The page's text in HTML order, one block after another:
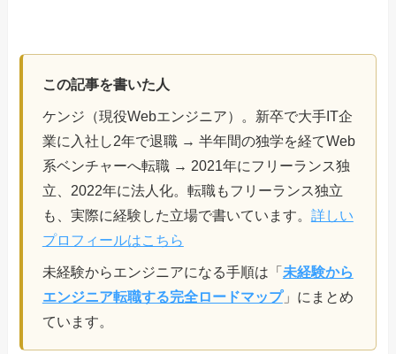
この記事を書いた人
ケンジ（現役Webエンジニア）。新卒で大手IT企
業に入社し2年で退職 → 半年間の独学を経てWeb
系ベンチャーへ転職 → 2021年にフリーランス独
立、2022年に法人化。転職もフリーランス独立
も、実際に経験した立場で書いています。 詳しい
プロフィールはこちら
未経験からエンジニアになる手順は「未経験から
エンジニア転職する完全ロードマップ」にまとめ
ています。